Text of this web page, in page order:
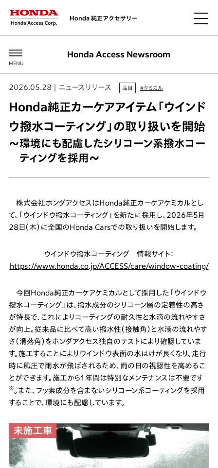
Honda 純正アクセサリー
Honda Access Newsroom
MENU
2026.05.28 | ニュースリリース 品目 #ケミカル
Honda純正カーケアアイテム「ウインド
ウ撥水コーティング」の取り扱いを開始
～環境にも配慮したシリコーン系撥水コー
ティングを採用～
株式会社ホンダアクセスはHonda純正カーケアケミカルとし
て、「ウインドウ撥水コーティング」を新たに採用し、2026年5月
28日（木）に全国のHonda Carsでの取り扱いを開始します。
ウインドウ撥水コーティング 情報サイト：
https://www.honda.co.jp/ACCESS/care/window-coating/
今回Honda純正カーケアケミカルとして採用した「ウインドウ
撥水コーティング」は、撥水成分のシリコーン層の定着性の高さ
が特長で、これによりコーティングの耐久性と水滴の流れやすさ
が向上。従来品に比べて高い撥水性（接触角）と水滴の流れやす
さ（滑落角）をホンダアクセス独自のテストにより確認していま
す。施工することによりウインドウ表面の水はけが良くなり、走行
時に風圧で雨水が飛ばされるため、雨の日の視認性を高めるこ
とができます。施工から１年間は特別なメンテナンスは不要です
※。また、フッ素成分を含まないシリコーン系コーティングを採用
することで、環境にも配慮しています。